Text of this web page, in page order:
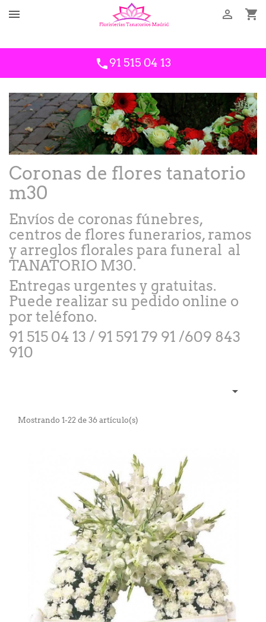
 

phone91 515 04 13
Coronas de flores tanatorio
m30
Envíos de coronas fúnebres,
centros de flores funerarios, ramos
y arreglos florales para funeral al
TANATORIO M30.
Entregas urgentes y gratuitas.
Puede realizar su pedido online o
por teléfono.
91 515 04 13 / 91 591 79 91 /609 843
910

Mostrando 1-22 de 36 artículo(s)